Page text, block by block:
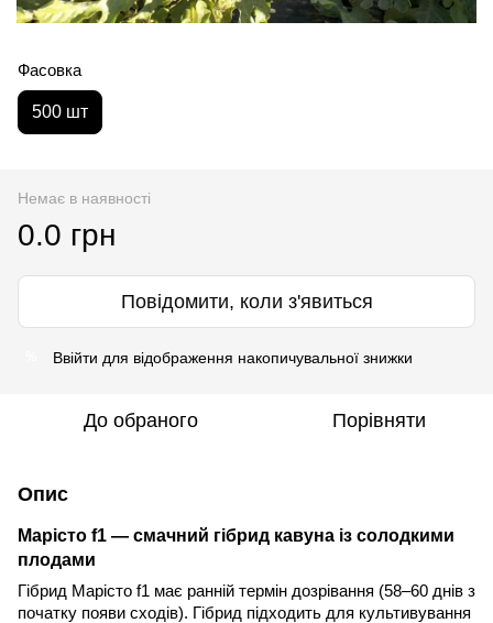
Фасовка
500 шт
Немає в наявності
0.0 грн
Повідомити, коли з'явиться
Ввійти для відображення накопичувальної знижки
До обраного Порівняти
Опис
Марісто f1 — смачний гібрид кавуна із солодкими
плодами
Гібрид Марісто f1 має ранній термін дозрівання (58–60 днів з
початку появи сходів). Гібрид підходить для культивування